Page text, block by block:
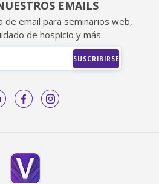
EMAILS
de email para seminarios web,
de hospicio y más.